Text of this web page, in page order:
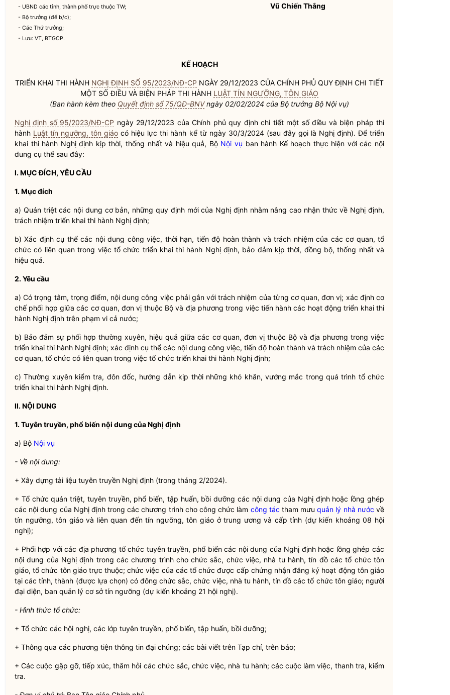
- UBND các tỉnh, thành phố trực thuộc TW;
- Bộ trưởng (để b/c);
- Các Thứ trưởng;
- Lưu: VT, BTGCP.
Vũ Chiến Thắng
KẾ HOẠCH
TRIỂN KHAI THI HÀNH NGHỊ ĐỊNH SỐ 95/2023/NĐ-CP NGÀY 29/12/2023 CỦA CHÍNH PHỦ QUY ĐỊNH CHI TIẾT
MỘT SỐ ĐIỀU VÀ BIỆN PHÁP THI HÀNH LUẬT TÍN NGƯỠNG, TÔN GIÁO
(Ban hành kèm theo Quyết định số 75/QĐ-BNVngày 02/02/2024 của Bộ trưởng Bộ Nội vụ)
Nghị định số 95/2023/NĐ-CP ngày 29/12/2023 của Chính phủ quy định chi tiết một số điều và biện pháp thi
hành Luật tín ngưỡng, tôn giáo có hiệu lực thi hành kể từ ngày 30/3/2024 (sau đây gọi là Nghị định). Để triển
khai thi hành Nghị định kịp thời, thống nhất và hiệu quả, Bộ Nội vụ ban hành Kế hoạch thực hiện với các nội
dung cụ thể sau đây:
I. MỤC ĐÍCH, YÊU CẦU
1. Mục đích
a) Quán triệt các nội dung cơ bản, những quy định mới của Nghị định nhằm nâng cao nhận thức về Nghị định,
trách nhiệm triển khai thi hành Nghị định;
b) Xác định cụ thể các nội dung công việc, thời hạn, tiến độ hoàn thành và trách nhiệm của các cơ quan, tổ
chức có liên quan trong việc tổ chức triển khai thi hành Nghị định, bảo đảm kịp thời, đồng bộ, thống nhất và
hiệu quả.
2. Yêu cầu
a) Có trọng tâm, trọng điểm, nội dung công việc phải gắn với trách nhiệm của từng cơ quan, đơn vị; xác định cơ
chế phối hợp giữa các cơ quan, đơn vị thuộc Bộ và địa phương trong việc tiến hành các hoạt động triển khai thi
hành Nghị định trên phạm vi cả nước;
b) Bảo đảm sự phối hợp thường xuyên, hiệu quả giữa các cơ quan, đơn vị thuộc Bộ và địa phương trong việc
triển khai thi hành Nghị định; xác định cụ thể các nội dung công việc, tiến độ hoàn thành và trách nhiệm của các
cơ quan, tổ chức có liên quan trong việc tổ chức triển khai thi hành Nghị định;
c) Thường xuyên kiểm tra, đôn đốc, hướng dẫn kịp thời những khó khăn, vướng mắc trong quá trình tổ chức
triển khai thi hành Nghị định.
II. NỘI DUNG
1. Tuyên truyền, phổ biến nội dung của Nghị định
a) Bộ Nội vụ
- Về nội dung:
+ Xây dựng tài liệu tuyên truyền Nghị định (trong tháng 2/2024).
+ Tổ chức quán triệt, tuyên truyền, phổ biến, tập huấn, bồi dưỡng các nội dung của Nghị định hoặc lồng ghép
các nội dung của Nghị định trong các chương trình cho công chức làm công tác tham mưuquản lý nhà nước về
tín ngưỡng, tôn giáo và liên quan đến tín ngưỡng, tôn giáo ở trung ương và cấp tỉnh (dự kiến khoảng 08 hội
nghị);
+ Phối hợp với các địa phương tổ chức tuyên truyền, phổ biến các nội dung của Nghị định hoặc lồng ghép các
nội dung của Nghị định trong các chương trình cho chức sắc, chức việc, nhà tu hành, tín đồ các tổ chức tôn
giáo, tổ chức tôn giáo trực thuộc; chức việc của các tổ chức được cấp chứng nhận đăng ký hoạt động tôn giáo
tại các tỉnh, thành (được lựa chọn) có đông chức sắc, chức việc, nhà tu hành, tín đồ các tổ chức tôn giáo; người
đại diện, ban quản lý cơ sở tín ngưỡng (dự kiến khoảng 21 hội nghị).
- Hình thức tổ chức:
+ Tổ chức các hội nghị, các lớp tuyên truyền, phổ biến, tập huấn, bồi dưỡng;
+ Thông qua các phương tiện thông tin đại chúng; các bài viết trên Tạp chí, trên báo;
+ Các cuộc gặp gỡ, tiếp xúc, thăm hỏi các chức sắc, chức việc, nhà tu hành; các cuộc làm việc, thanh tra, kiểm
tra.